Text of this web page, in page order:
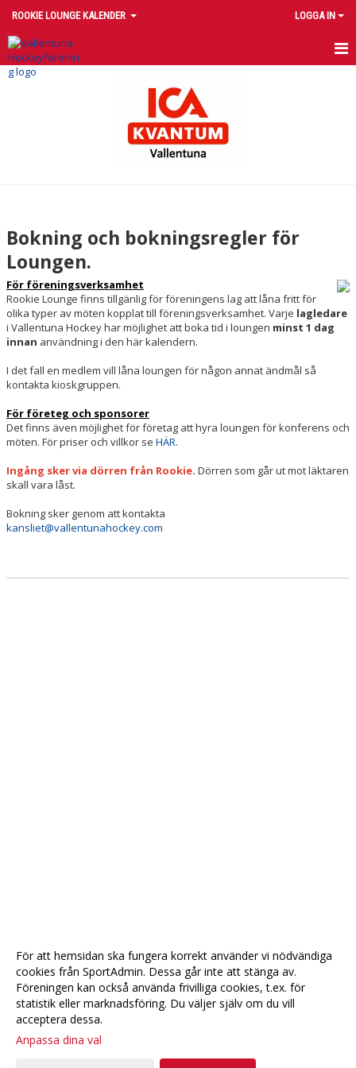
ROOKIE LOUNGE KALENDER LOGGA IN
HEM
Bokning och bokningsregler för
Loungen.
För föreningsverksamhet
Rookie Lounge finns tillgänlig för föreningens lag att låna fritt för
olika typer av möten kopplat till föreningsverksamhet. Varje lagledare
i Vallentuna Hockey har möjlighet att boka tid i loungen minst 1 dag
innan användning i den här kalendern.
I det fall en medlem vill låna loungen för någon annat ändmål så
kontakta kioskgruppen.
För företeg och sponsorer
Det finns även möjlighet för företag att hyra loungen för konferens och
möten. För priser och villkor se HÄR.
Ingång sker via dörren från Rookie. Dörren som går ut mot läktaren
skall vara låst.
Bokning sker genom att kontakta
kansliet@vallentunahockey.com
För att hemsidan ska fungera korrekt använder vi nödvändiga
cookies från SportAdmin. Dessa går inte att stänga av.
Föreningen kan också använda frivilliga cookies, t.ex. för
statistik eller marknadsföring. Du väljer själv om du vill
acceptera dessa.
Anpassa dina val